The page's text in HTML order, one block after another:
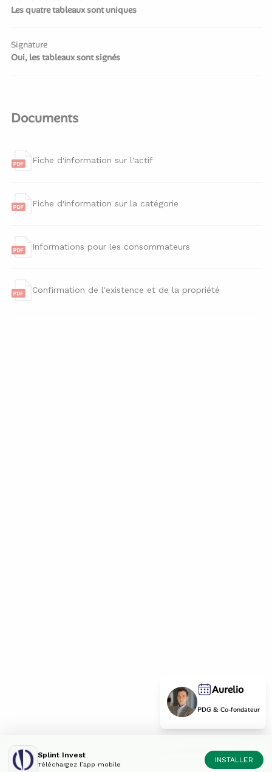
Les quatre tableaux sont uniques
Signature
Oui, les tableaux sont signés
Documents
Fiche d'information sur l'actif
Fiche d'information sur la catégorie
Informations pour les consommateurs
Confirmation de l'existence et de la propriété
Aurelio
PDG & Co-fondateur
Splint Invest
Téléchargez l’app mobile
INSTALLER